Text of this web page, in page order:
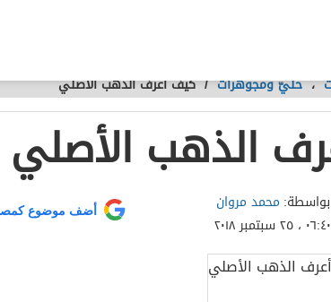
،حليّ ومجوهرات /كيف أعرف الذهب الأصلي
الذهب الأصلي
بواسطة: محمد مروان
٠٦:٤٠ ، ٢٥ سبتمبر ٢٠١٨
أضف موضوع